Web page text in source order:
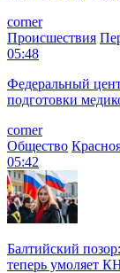
corner
Происшествия
05:48
Федеральный
подготовки
corner
Общество
05:42
Балтийский
теперь умоляет